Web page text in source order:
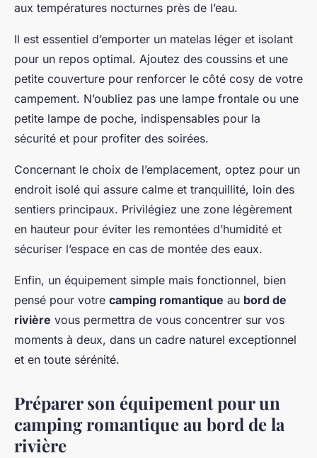
aux températures nocturnes près de l’eau.
Il est essentiel d’emporter un matelas léger et isolant
pour un repos optimal. Ajoutez des coussins et une
petite couverture pour renforcer le côté cosy de votre
campement. N’oubliez pas une lampe frontale ou une
petite lampe de poche, indispensables pour la
sécurité et pour profiter des soirées.
Concernant le choix de l’emplacement, optez pour un
endroit isolé qui assure calme et tranquillité, loin des
sentiers principaux. Privilégiez une zone légèrement
en hauteur pour éviter les remontées d’humidité et
sécuriser l’espace en cas de montée des eaux.
Enfin, un équipement simple mais fonctionnel, bien
pensé pour votre camping romantique au bord de
rivière vous permettra de vous concentrer sur vos
moments à deux, dans un cadre naturel exceptionnel
et en toute sérénité.
Préparer son équipement pour un
camping romantique au bord de la
rivière